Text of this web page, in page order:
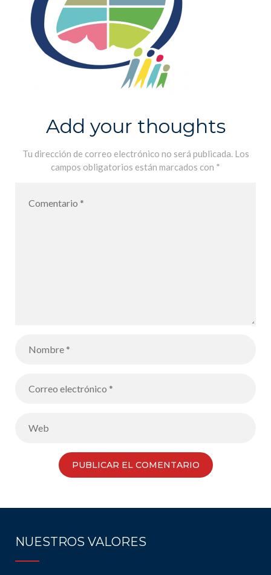
Add your thoughts
Tu dirección de correo electrónico no será publicada. Los
campos obligatorios están marcados con *
NUESTROS VALORES